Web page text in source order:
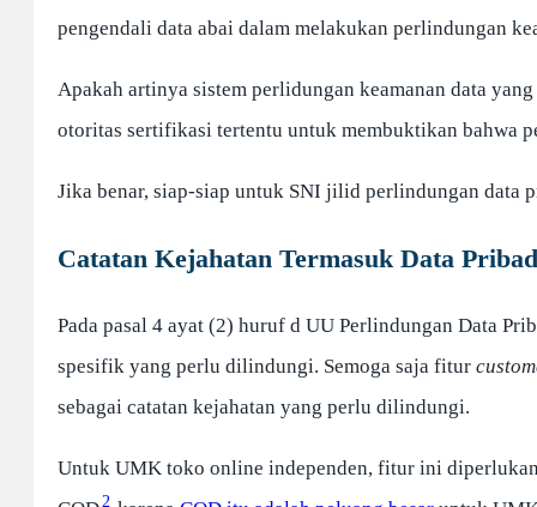
pengendali data abai dalam melakukan perlindungan
Apakah artinya sistem perlidungan keamanan data
otoritas sertifikasi tertentu untuk membuktikan bahwa
Jika benar, siap-siap untuk SNI jilid perlindungan data
Catatan Kejahatan Termasuk Data
Pada pasal 4 ayat (2) huruf d UU Perlindungan Data
spesifik yang perlu dilindungi. Semoga saja fitur
sebagai catatan kejahatan yang perlu dilindungi.
Untuk UMK toko online independen, fitur ini
2